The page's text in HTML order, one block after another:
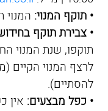
• תוקף המנוי:
• צבירת תוקף
תוקפו, שנת המנוי
לרצף המנוי הקיים
להסתיים).
• כפל מבצעים: אין